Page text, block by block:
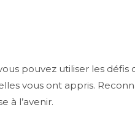
pouvez utiliser les
vous ont appris.
à l’avenir.